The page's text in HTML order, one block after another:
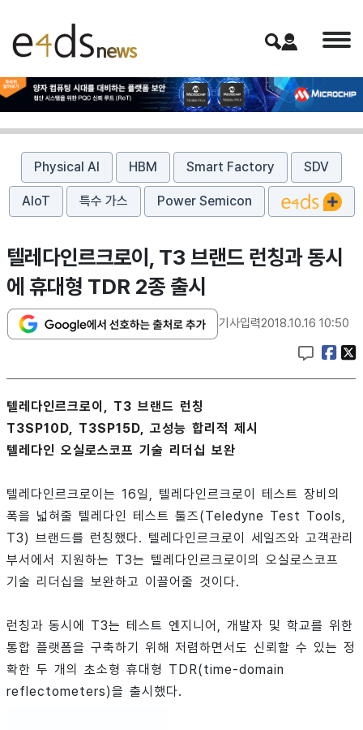
Physical AI HBM Smart Factory SDV
AIoT 특수 가스 Power Semicon
텔레다인르크로이, T3 브랜드 런칭과 동시
에 휴대형 TDR 2종 출시
기사입력2018.10.16 10:50
텔레다인르크로이, T3 브랜드 런칭
T3SP10D, T3SP15D, 고성능 합리적 제시
텔레다인 오실로스코프 기술 리더십 보완
텔레다인르크로이는 16일, 텔레다인르크로이 테스트 장비의
폭을 넓혀줄 텔레다인 테스트 툴즈(Teledyne Test Tools,
T3) 브랜드를 런칭했다. 텔레다인르크로이 세일즈와 고객관리
부서에서 지원하는 T3는 텔레다인르크로이의 오실로스코프
기술 리더십을 보완하고 이끌어줄 것이다.
런칭과 동시에 T3는 테스트 엔지니어, 개발자 및 학교를 위한
통합 플랫폼을 구축하기 위해 저렴하면서도 신뢰할 수 있는 정
확한 두 개의 초소형 휴대형 TDR(time-domain
reflectometers)을 출시했다.